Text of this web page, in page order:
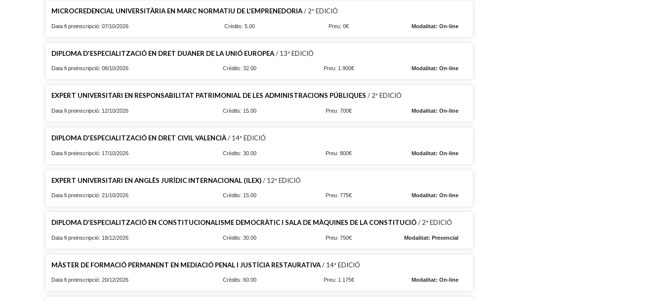
MICROCREDENCIAL UNIVERSITÀRIA EN MARC NORMATIU DE L'EMPRENEDORIA/ 2ª EDICIÓ
Data fi preinscripció: 07/10/2026 Crèdits: 5.00 Preu: 0€ Modalitat: On-line
DIPLOMA D'ESPECIALITZACIÓ EN DRET DUANER DE LA UNIÓ EUROPEA/ 13ª EDICIÓ
Data fi preinscripció: 08/10/2026 Crèdits: 32.00 Preu: 1.900€ Modalitat: On-line
EXPERT UNIVERSITARI EN RESPONSABILITAT PATRIMONIAL DE LES ADMINISTRACIONS PÚBLIQUES / 2ª EDICIÓ
Data fi preinscripció: 12/10/2026 Crèdits: 15.00 Preu: 700€ Modalitat: On-line
DIPLOMA D'ESPECIALITZACIÓ EN DRET CIVIL VALENCIÀ/ 14ª EDICIÓ
Data fi preinscripció: 17/10/2026 Crèdits: 30.00 Preu: 800€ Modalitat: On-line
EXPERT UNIVERSITARI EN ANGLÈS JURÍDIC INTERNACIONAL (ILEX)/ 12ª EDICIÓ
Data fi preinscripció: 21/10/2026 Crèdits: 15.00 Preu: 775€ Modalitat: On-line
DIPLOMA D'ESPECIALITZACIÓ EN CONSTITUCIONALISME DEMOCRÀTIC I SALA DE MÀQUINES DE LA CONSTITUCIÓ/ 2ª EDICIÓ
Data fi preinscripció: 18/12/2026 Crèdits: 30.00 Preu: 750€ Modalitat: Presencial
MÀSTER DE FORMACIÓ PERMANENT EN MEDIACIÓ PENAL I JUSTÍCIA RESTAURATIVA/ 14ª EDICIÓ
Data fi preinscripció: 20/12/2026 Crèdits: 60.00 Preu: 1.175€ Modalitat: On-line